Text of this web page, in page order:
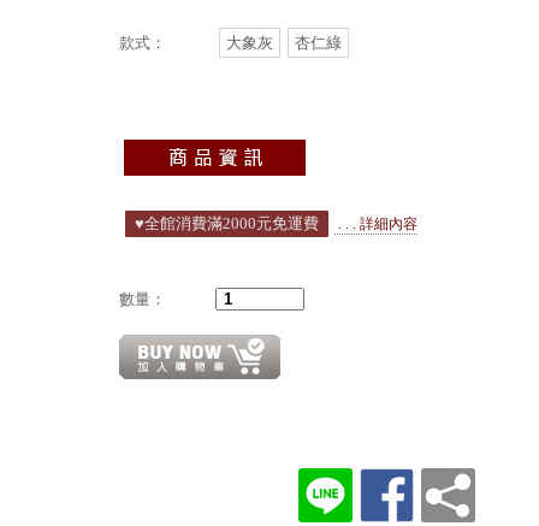
款式： 大象灰 杏仁綠
♥️全館消費滿2000元免運費 . . . 詳細內容
數量：